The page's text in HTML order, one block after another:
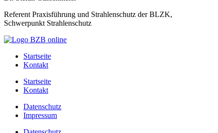
Referent Praxisführung und Strahlenschutz der BLZK,
Schwerpunkt Strahlenschutz
Startseite
Kontakt
Startseite
Kontakt
Datenschutz
Impressum